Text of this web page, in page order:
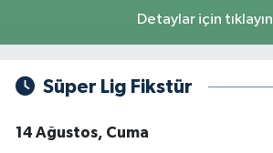
Detaylar için tıklayın
Süper Lig Fikstür
14 Ağustos, Cuma